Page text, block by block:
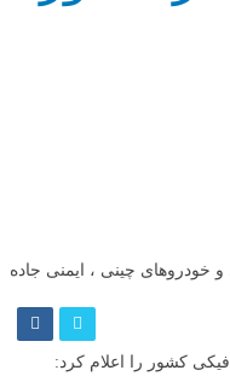
کشور را اعلام کرد: